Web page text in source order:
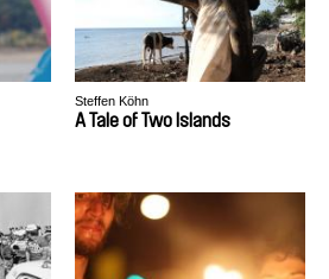
Steffen Köhn
A Tale of Two Islands